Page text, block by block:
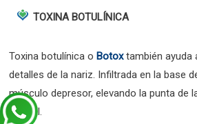
TOXINA BOTULÍNICA
Toxina botulínica o Botoxtambién ayuda
detalles de la nariz. Infiltrada en la base
músculo depresor, elevando la punta de
natural.